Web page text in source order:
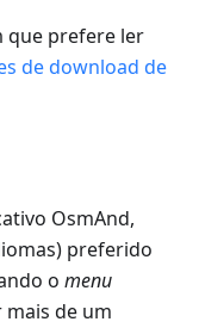
que prefere ler
de download de
OsmAnd,
preferido
o menu
mais de um